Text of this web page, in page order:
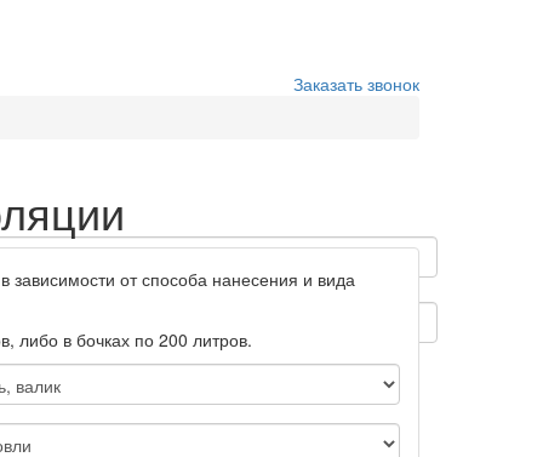
Заказать звонок
зависимости от способа нанесения и вида
либо в бочках по 200 литров.